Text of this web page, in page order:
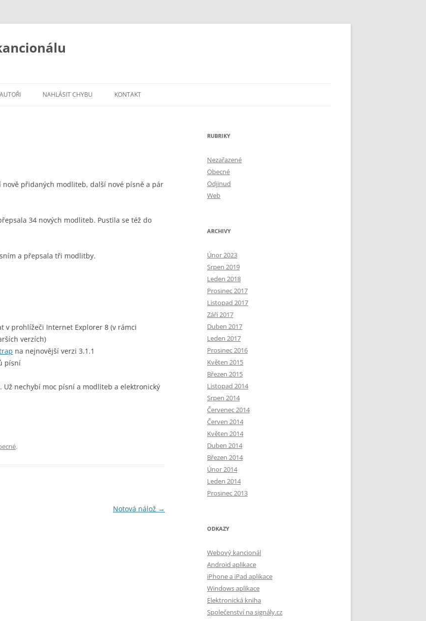
AUTOŘI NAHLÁSIT CHYBU KONTAKT
přidaných modliteb, další nové písně a pár
34 nových modliteb. Pustila se též do
a přepsala tři modlitby.
v prohlížeči Internet Explorer 8 (v rámci
verzích)
na nejnovější verzi 3.1.1
písní
nechybí moc písní a modliteb a elektronický
.
Notová nálož →
RUBRIKY
Nezařazené
Obecné
Odjinud
Web
ARCHIVY
Únor 2023
Srpen 2019
Leden 2018
Prosinec 2017
Listopad 2017
Září 2017
Duben 2017
Leden 2017
Prosinec 2016
Květen 2015
Březen 2015
Listopad 2014
Srpen 2014
Červenec 2014
Červen 2014
Květen 2014
Duben 2014
Březen 2014
Únor 2014
Leden 2014
Prosinec 2013
ODKAZY
Webový kancionál
Android aplikace
iPhone a iPad aplikace
Windows aplikace
Elektronická kniha
Společenství na signály.cz